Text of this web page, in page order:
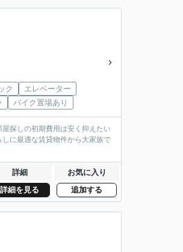
ク
エレベーター
バイク置場あり
探しの初期費用は安く抑えたい
に最適な賃貸物件から大家族で
詳細 お気に入り
詳細を見る 追加する